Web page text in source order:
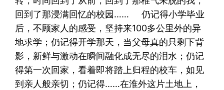
回到了那浸满回忆的校园…… 仍记得小学毕业
后，不顾家人的感受，坚持来100多公里外的异
地求学；仍记得开学那天，当父母真的只剩下背
影，新鲜与激动在瞬间融化成无尽的泪水；仍记
得第一次回家，看着即将踏上归程的校车，如见
到亲人般亲切；仍记得……在淮外这片土地上，